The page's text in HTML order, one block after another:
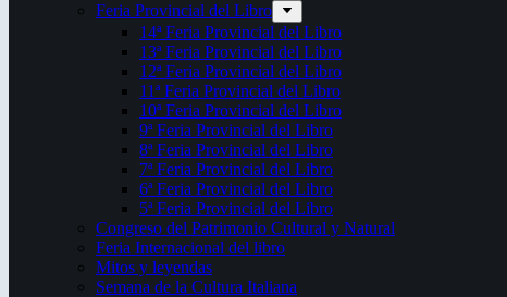
Feria Provincial del Libro
14ª Feria Provincial del Libro
13ª Feria Provincial del Libro
12ª Feria Provincial del Libro
11ª Feria Provincial del Libro
10ª Feria Provincial del Libro
9ª Feria Provincial del Libro
8ª Feria Provincial del Libro
7ª Feria Provincial del Libro
6ª Feria Provincial del Libro
5ª Feria Provincial del Libro
Congreso del Patrimonio Cultural y Natural
Feria Internacional del libro
Mitos y leyendas
Semana de la Cultura Italiana